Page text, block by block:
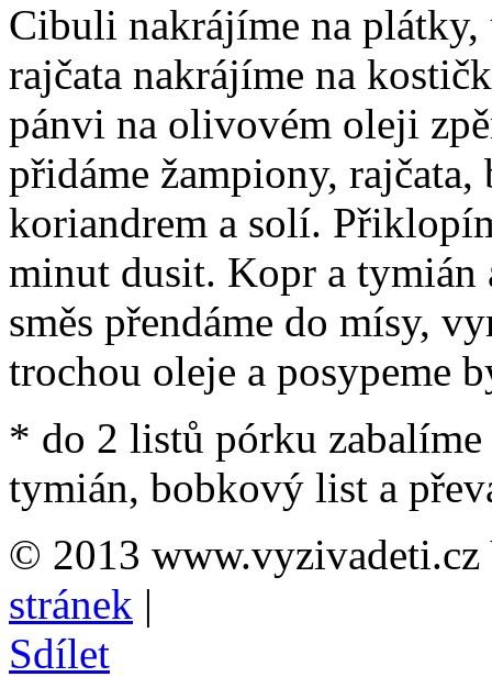
Cibuli nakrájíme na plátky,
rajčata nakrájíme na
pánvi na olivovém oleji
přidáme žampiony,
koriandrem a solí.
minut dusit. Kopr a tymián
směs přendáme do mísy,
trochou oleje a posypeme
* do 2 listů pórku
tymián, bobkový list a
© 2013 www.vyzivadeti.cz
stránek |
Sdílet